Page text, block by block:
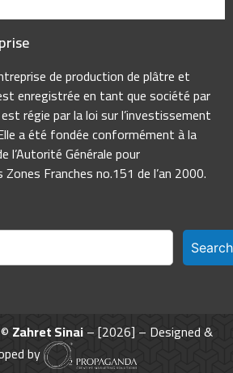
de production de plâtre et
enregistrée en tant que société par
régie par la loi sur l’investissement
a été fondée conformément à la
l’Autorité Générale pour
Franches no.151 de l’an 2000.
Search
Zahret Sinai– [2026] – Designed &
by